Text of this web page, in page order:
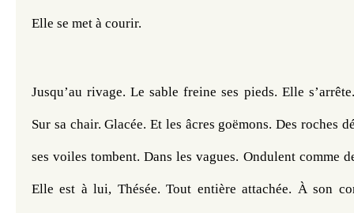
Elle se met à courir.
Jusqu’au rivage. Le sable freine ses pieds. Elle
Sur sa chair. Glacée. Et les âcres goëmons. Des roches
ses voiles tombent. Dans les vagues. Ondulent comme
Elle est à lui, Thésée. Tout entière attachée. À son